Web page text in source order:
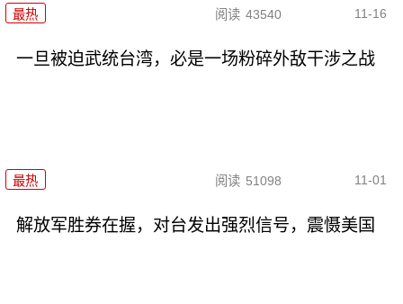
最热 阅读 43540 11-16
一旦被迫武统台湾，必是一场粉碎外敌干涉之战
最热 阅读 51098 11-01
解放军胜券在握，对台发出强烈信号，震慑美国